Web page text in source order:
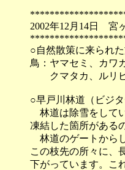
2002年12月14日 宮
○自然散策に来られ
鳥：ヤマセミ、カワ
クマタカ、ルリビ
○早戸川林道（ビジ
林道は除雪をして
凍結した箇所がある
林道のゲートから
この枝先の所々に、
下がっています。こ